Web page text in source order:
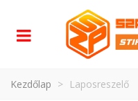
Kezdőlap > Laposreszelő